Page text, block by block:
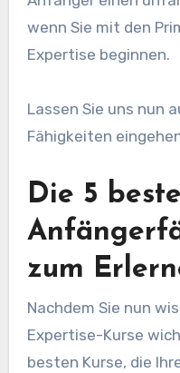
wenn Sie mit den
Expertise beginnen.
Lassen Sie uns nun
Fähigkeiten
Die 5
zum
Nachdem Sie nun
Expertise-Kurse
besten Kurse, die